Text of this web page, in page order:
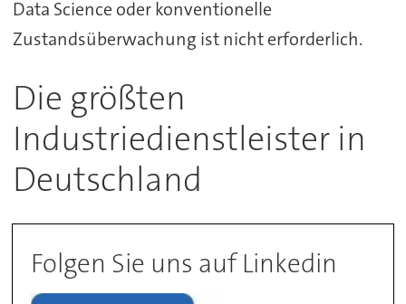
Data Science oder konventionelle
Zustandsüberwachung ist nicht erforderlich.
Die größten
Industriedienstleister in
Deutschland
Folgen Sie uns auf Linkedin